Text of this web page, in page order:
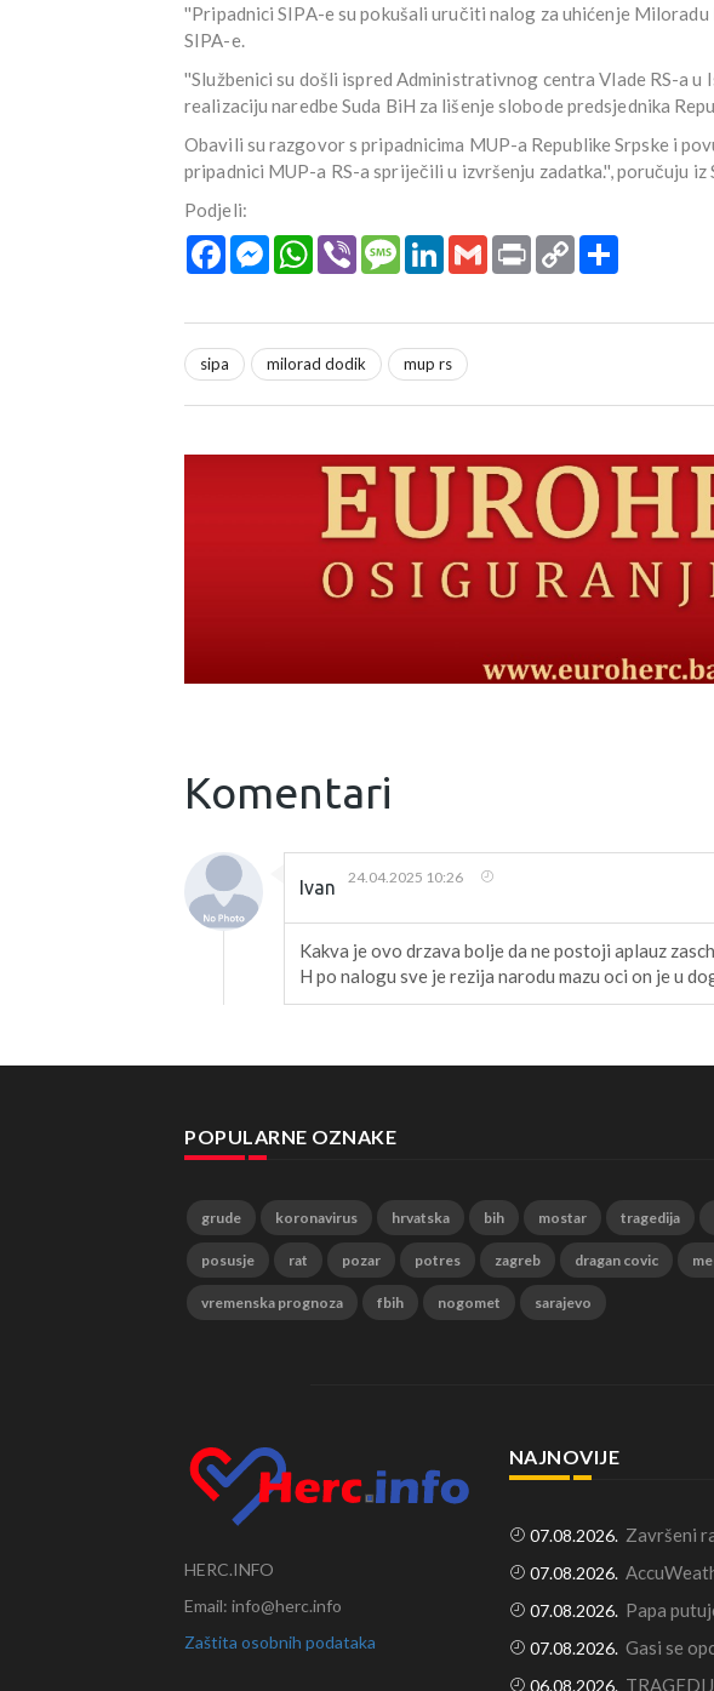
''Pripadnici SIPA-e su pokušali uručiti nalog za uhićenje Miloradu
SIPA-e.
''Službenici su došli ispred Administrativnog centra Vlade RS-a u
realizaciju naredbe Suda BiH za lišenje slobode predsjednika
Obavili su razgovor s pripadnicima MUP-a Republike Srpske i
pripadnici MUP-a RS-a spriječili u izvršenju zadatka.'', poručuju iz
Podjeli:
FacebookMessengerWhatsApp
Viber MessageLinkedInGmail Print Copy
Link
sipa milorad dodik mup rs
Komentari
Ivan 24.04.2025 10:26
Kakva je ovo drzava bolje da ne postoji aplauz
H po nalogu sve je rezija narodu mazu oci on je u
POPULARNE OZNAKE
grude koronavirus hrvatska bih mostar tragedija
posusje rat pozar potres zagreb dragan covic
vremenska prognoza fbih nogomet sarajevo
HERC.INFO
Email: info@herc.info
Zaštita osobnih podataka
NAJNOVIJE
07.08.2026. Završeni
07.08.2026.
07.08.2026. Papa
07.08.2026. Gasi se
06.08.2026.